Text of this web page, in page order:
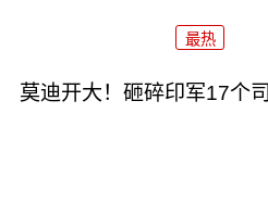
最热
莫迪开大！砸碎印军17个